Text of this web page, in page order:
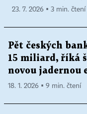
23. 7. 2026 ▪ 3 min. čtení
Pět českých
15 miliard, říká
novou jadernou
18. 1. 2026 ▪ 9 min. čtení